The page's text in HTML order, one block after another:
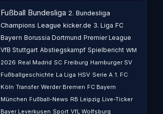
Fußball Bundesliga 2. Bundesliga
Champions League kicker.de 3. Liga FC
Bayern Borussia Dortmund Premier League
VfB Stuttgart Abstiegskampf Spielbericht WM
2026 Real Madrid SC Freiburg Hamburger SV
Fußballgeschichte La Liga HSV Serie A 1. FC
Köln Transfer Werder Bremen FC Bayern
München Fußball-News RB Leipzig Live-Ticker
Bayer Leverkusen Sport VfL Wolfsburg